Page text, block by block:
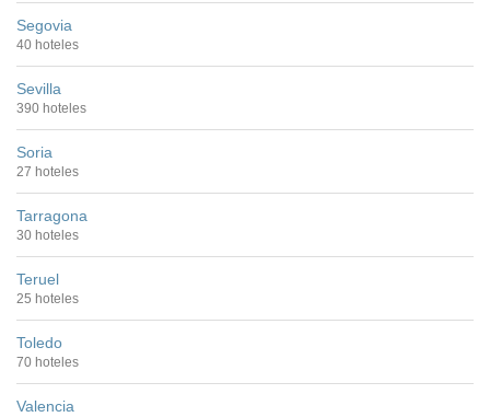
Segovia
40 hoteles
Sevilla
390 hoteles
Soria
27 hoteles
Tarragona
30 hoteles
Teruel
25 hoteles
Toledo
70 hoteles
Valencia